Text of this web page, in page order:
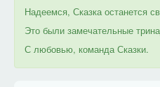
Надеемся, Сказка останется
Это были замечательные
С любовью, команда Сказки.